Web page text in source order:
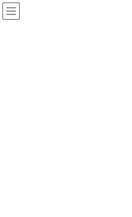
コ
ン
ナ
ビ
教材共有サイト2.0−高大